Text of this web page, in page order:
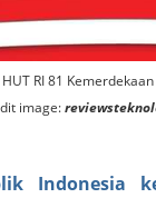
RI 81
image:
Indonesia